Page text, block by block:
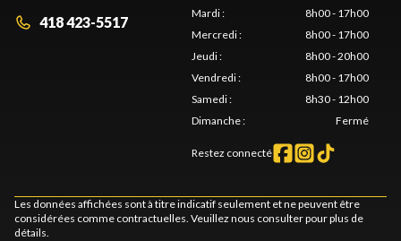
418 423-5517
Mardi:
8h00 - 17h00
Mercredi:
8h00 - 17h00
Jeudi:
8h00 - 20h00
Vendredi:
8h00 - 17h00
Samedi:
8h30 - 12h00
Dimanche: Fermé
Restez connecté
Les données affichées sont à titre indicatif seulement et ne peuvent être
considérées comme contractuelles. Veuillez nous consulter pour plus de
détails.